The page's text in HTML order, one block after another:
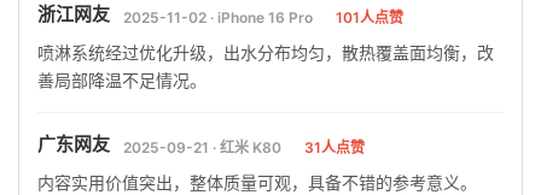
浙江网友 2025-11-02 · iPhone 16 Pro 101人点赞
喷淋系统经过优化升级，出水分布均匀，散热覆盖面均衡，改
善局部降温不足情况。
广东网友 2025-09-21 · 红米 K80 31人点赞
内容实用价值突出，整体质量可观，具备不错的参考意义。